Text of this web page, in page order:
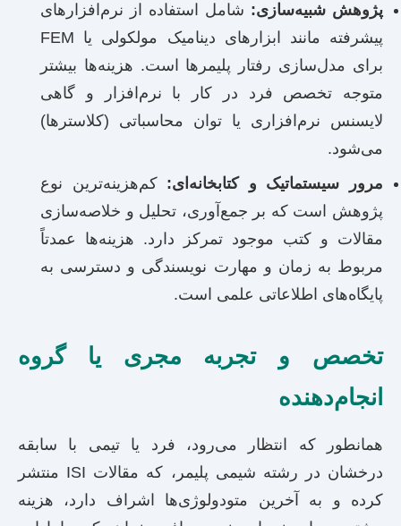
پژوهش شبیه‌سازی: شامل استفاده از نرم‌افزارهای
پیشرفته مانند ابزارهای دینامیک مولکولی یا FEM
برای مدل‌سازی رفتار پلیمرها است. هزینه‌ها بیشتر
متوجه تخصص فرد در کار با نرم‌افزار و گاهی
لایسنس نرم‌افزاری یا توان محاسباتی (کلاسترها)
می‌شود.
مرور سیستماتیک و کتابخانه‌ای: کم‌هزینه‌ترین نوع
پژوهش است که بر جمع‌آوری، تحلیل و خلاصه‌سازی
مقالات و کتب موجود تمرکز دارد. هزینه‌ها عمدتاً
مربوط به زمان و مهارت نویسندگی و دسترسی به
پایگاه‌های اطلاعاتی علمی است.
تخصص و تجربه مجری یا گروه
انجام‌دهنده
همانطور که انتظار می‌رود، فرد یا تیمی با سابقه
درخشان در رشته شیمی پلیمر، که مقالات ISI منتشر
کرده و به آخرین متودولوژی‌ها اشراف دارد، هزینه